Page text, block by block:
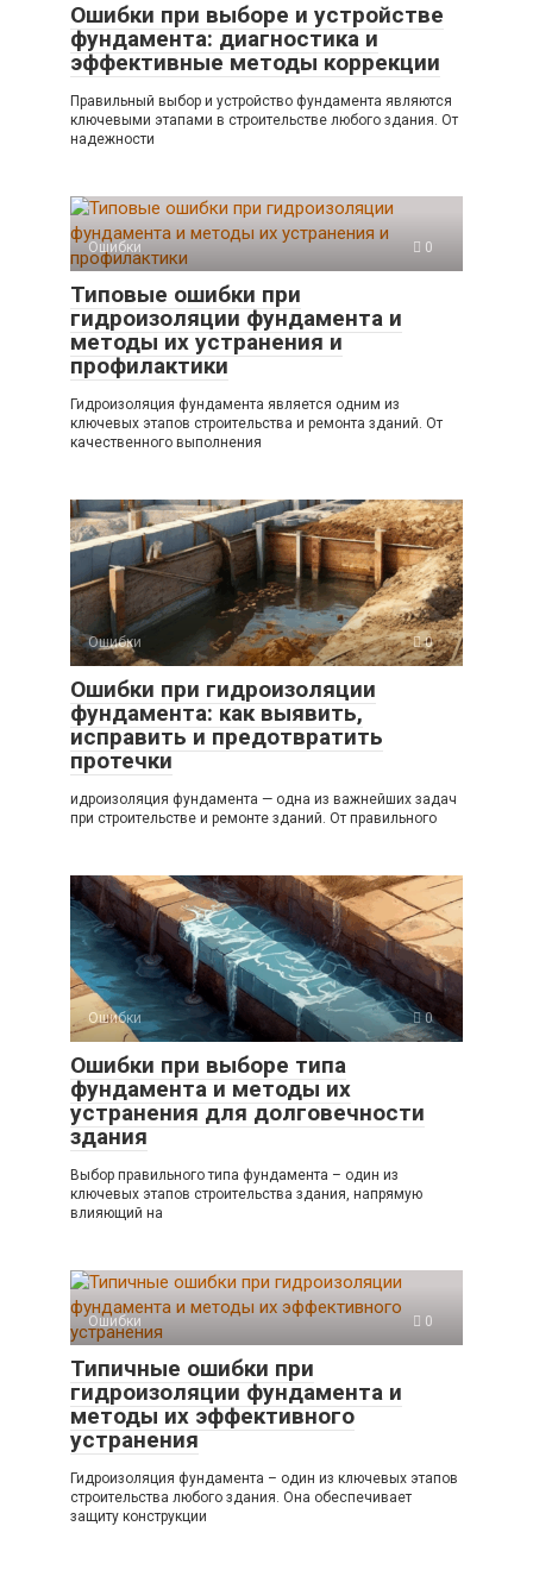
Ошибки при выборе и устройстве
фундамента: диагностика и
эффективные методы коррекции
Правильный выбор и устройство фундамента являются
ключевыми этапами в строительстве любого здания. От
надежности
Ошибки 0
Типовые ошибки при
гидроизоляции фундамента и
методы их устранения и
профилактики
Гидроизоляция фундамента является одним из
ключевых этапов строительства и ремонта зданий. От
качественного выполнения
Ошибки 0
Ошибки при гидроизоляции
фундамента: как выявить,
исправить и предотвратить
протечки
идроизоляция фундамента — одна из важнейших задач
при строительстве и ремонте зданий. От правильного
Ошибки 0
Ошибки при выборе типа
фундамента и методы их
устранения для долговечности
здания
Выбор правильного типа фундамента – один из
ключевых этапов строительства здания, напрямую
влияющий на
Ошибки 0
Типичные ошибки при
гидроизоляции фундамента и
методы их эффективного
устранения
Гидроизоляция фундамента – один из ключевых этапов
строительства любого здания. Она обеспечивает
защиту конструкции